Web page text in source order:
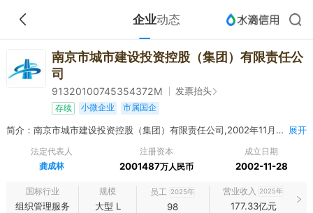
企业动态
南京市城市建设投资控股（集团）有限责任公
司
91320100745354372M 发票抬头
存续 小微企业 市属国企
简介：南京市城市建设投资控股（集团）有限责任公司,2002年11月28日成立，经营范围包括接受市政府委托承担城市基础设施及市政公用事业项目的投资、融资、建设、运营、管理任务；从事授权范围内国有资产经营和资本运作，盘活城建存量资产，广泛吸纳社会资本，实施项目投资和管理、资产收益管理、产权监管、资产重组和经营。（依法须经批准的项目，经相关部门批准后方可开展经营活动） 展开
法定代表人
龚成林
注册资本
2001487万人民币
成立日期
2002-11-28
国标行业
组织管理服务
规模
大型 L
员工 2025年
98
营业收入 2025年
177.33亿元